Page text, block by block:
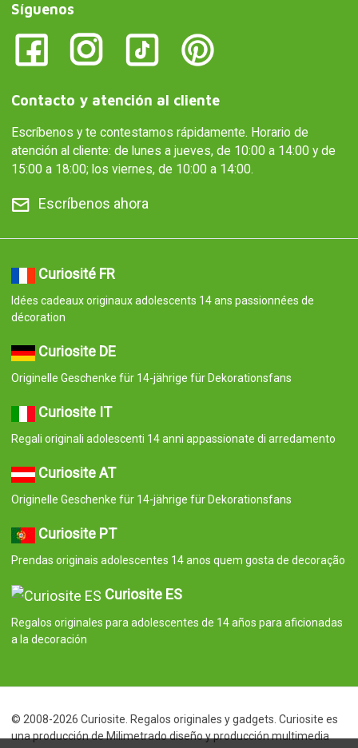
Síguenos
Contacto y atención al cliente
Escríbenos y te contestamos rápidamente. Horario de
atención al cliente: de lunes a jueves, de 10:00 a 14:00 y de
15:00 a 18:00; los viernes, de 10:00 a 14:00.
Escríbenos ahora
Curiosité FR
Idées cadeaux originaux adolescents 14 ans passionnées de
décoration
Curiosite DE
Originelle Geschenke für 14-jährige für Dekorationsfans
Curiosite IT
Regali originali adolescenti 14 anni appassionate di arredamento
Curiosite AT
Originelle Geschenke für 14-jährige für Dekorationsfans
Curiosite PT
Prendas originais adolescentes 14 anos quem gosta de decoração
Curiosite ES
Regalos originales para adolescentes de 14 años para aficionadas
a la decoración
© 2008-2026 Curiosite. Regalos originales y gadgets. Curiosite es
una producción de Milimetrado diseño y producción multimedia